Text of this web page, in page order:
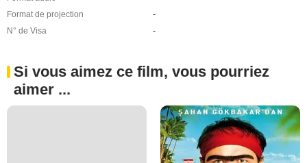
Format de projection
-
N° de Visa
-
Si vous aimez ce film, vous pourriez
aimer ...